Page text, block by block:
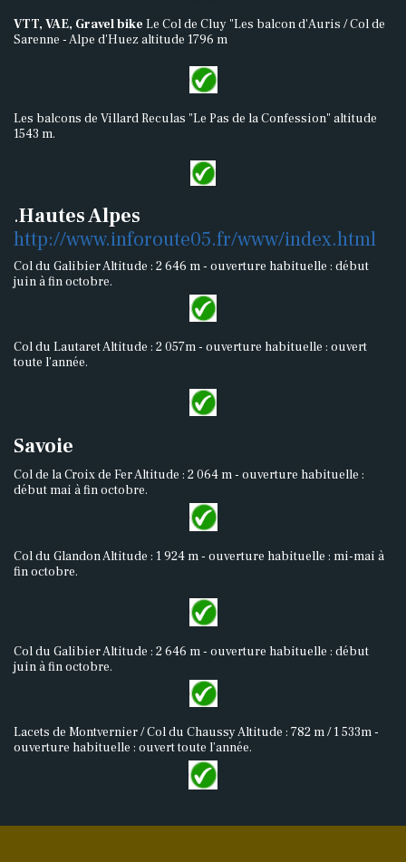
VTT, VAE, Gravel bike Le Col de Cluy "Les balcon d'Auris / Col de
Sarenne - Alpe d'Huez altitude 1796 m
Les balcons de Villard Reculas "Le Pas de la Confession" altitude
1543 m.
.Hautes Alpes
http://www.inforoute05.fr/www/index.html
Col du Galibier Altitude : 2 646 m - ouverture habituelle : début
juin à fin octobre.
Col du Lautaret Altitude : 2 057m - ouverture habituelle : ouvert
toute l’année.
Savoie
Col de la Croix de Fer Altitude : 2 064 m - ouverture habituelle :
début mai à fin octobre.
Col du Glandon Altitude : 1 924 m - ouverture habituelle : mi-mai à
fin octobre.
Col du Galibier Altitude : 2 646 m - ouverture habituelle : début
juin à fin octobre.
Lacets de Montvernier / Col du Chaussy Altitude : 782 m / 1 533m -
ouverture habituelle : ouvert toute l’année.